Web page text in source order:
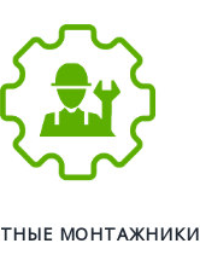
МОНТАЖНИКИ